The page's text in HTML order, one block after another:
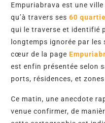
Empuriabrava est une
qu’à travers ses 60
qui le traverse et identifié
longtemps ignorée par les
cœur de la page
est enfin présentée selon
ports, résidences, et
Ce matin, une anecdote
venue confirmer, de